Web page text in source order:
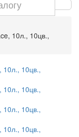
10л., 10цв.,